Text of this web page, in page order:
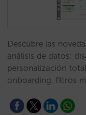
Descubre las
análisis de datos:
personalización
onboarding, filtros